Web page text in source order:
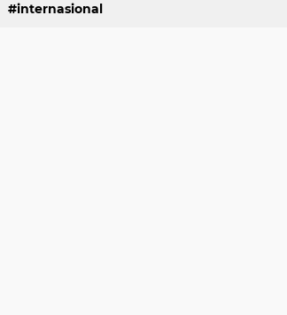
internasional